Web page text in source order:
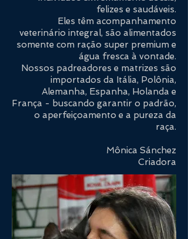
felizes e saudáveis.
Eles têm acompanhamento
veterinário integral, são alimentados
somente com ração super premium e
água fresca à vontade.
Nossos padreadores e matrizes são
importados da Itália, Polônia,
Alemanha, Espanha, Holanda e
França - buscando garantir o padrão,
o aperfeiçoamento e a pureza da
raça.
Mônica Sánchez
Criadora